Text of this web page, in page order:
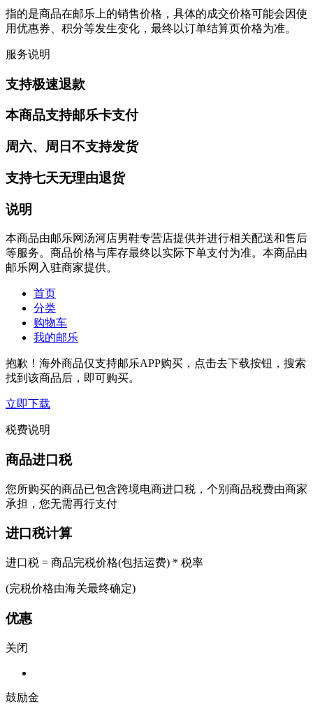
指的是商品在邮乐上的销售价格，具体的成交价格可能会因使
用优惠券、积分等发生变化，最终以订单结算页价格为准。
服务说明
支持极速退款
本商品支持邮乐卡支付
周六、周日不支持发货
支持七天无理由退货
说明
本商品由邮乐网汤河店男鞋专营店提供并进行相关配送和售后
等服务。商品价格与库存最终以实际下单支付为准。本商品由
邮乐网入驻商家提供。
首页
分类
购物车
我的邮乐
抱歉！海外商品仅支持邮乐APP购买，点击去下载按钮，搜索
找到该商品后，即可购买。
立即下载
税费说明
商品进口税
您所购买的商品已包含跨境电商进口税，个别商品税费由商家
承担，您无需再行支付
进口税计算
进口税 = 商品完税价格(包括运费) * 税率
(完税价格由海关最终确定)
优惠
关闭
鼓励金